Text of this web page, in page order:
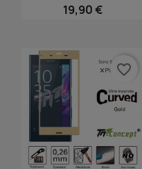
19,90 €
favorite_border